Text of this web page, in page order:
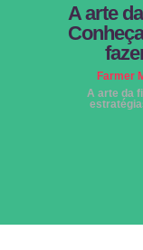
A arte
Farmer
A arte da